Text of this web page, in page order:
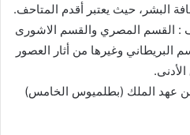
البشر، حيث يعتبر أقدم المتاحف.
المتحف : القسم المصري والقسم الاشورى
البريطاني وغيرها من أثار العصور
عهد الملك (بطلميوس الخامس)